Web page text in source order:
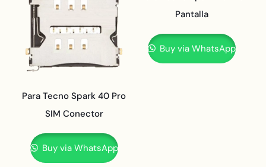
Para Tecno Spark 40 Pro
SIM Conector
Buy via WhatsApp
Pantalla
Buy via WhatsApp